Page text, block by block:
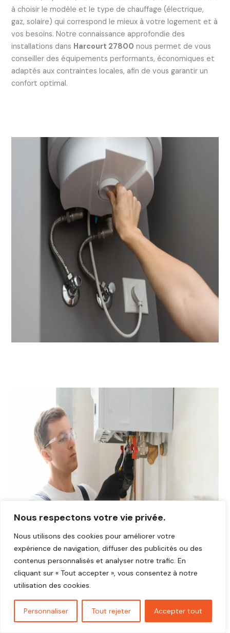
Nous respectons votre vie privée.
Nous utilisons des cookies pour améliorer votre
expérience de navigation, diffuser des publicités ou des
contenus personnalisés et analyser notre trafic. En
cliquant sur « Tout accepter », vous consentez à notre
utilisation des cookies.
Personnaliser Tout rejeter Accepter tout
à choisir le modèle et le type de chauffage (électrique,
gaz, solaire) qui correspond le mieux à votre logement et à
vos besoins. Notre connaissance approfondie des
installations dans Harcourt 27800 nous permet de vous
conseiller des équipements performants, économiques et
adaptés aux contraintes locales, afin de vous garantir un
confort optimal.
Avis plombier Harcourt 27800
Vous cherchez un plombier fiable et réactif dansHarcourt